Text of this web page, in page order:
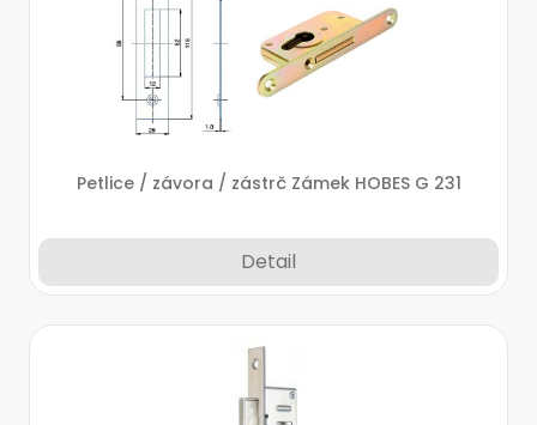
Petlice / závora / zástrč Zámek HOBES G 231
Detail